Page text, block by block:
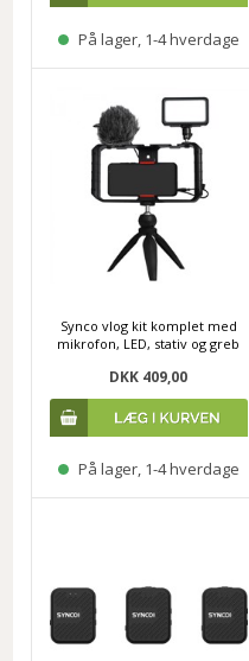
På lager, 1-4 hverdage
Synco vlog kit komplet med
mikrofon, LED, stativ og greb
DKK 409,00
På lager, 1-4 hverdage